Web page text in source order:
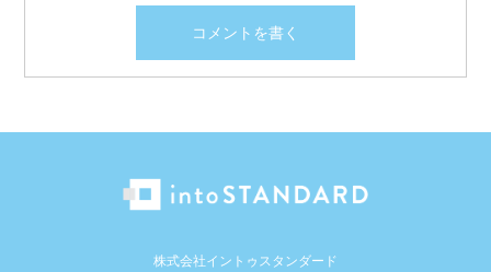
株式会社イントゥスタンダード